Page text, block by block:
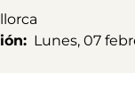
Lunes, 07